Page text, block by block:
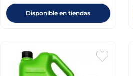
Disponible en tiendas